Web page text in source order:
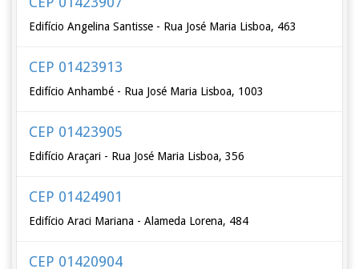
Edifício Angelina Santisse - Rua José Maria Lisboa, 463
CEP 01423913
Edifício Anhambé - Rua José Maria Lisboa, 1003
CEP 01423905
Edifício Araçari - Rua José Maria Lisboa, 356
CEP 01424901
Edifício Araci Mariana - Alameda Lorena, 484
CEP 01420904